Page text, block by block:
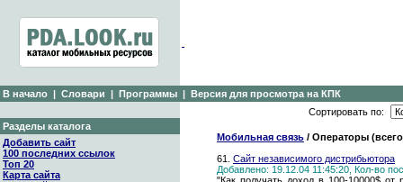
В начало | Словари | Программы | Версия для просмотра на КПК
Разделы каталога
Добавить сайт
100 последних ссылок
Топ 20
Карта сайта
Сортировать по:
Мобильная связь / Операторы
61. Сайт независимого дистрибьютора
Добавлено: 19.12.04 11:45:20, Кол-во